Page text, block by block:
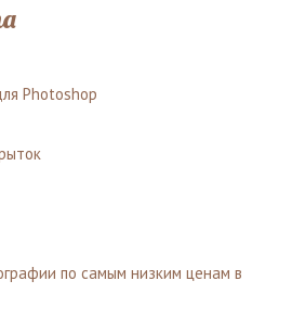
Photoshop
по самым низким ценам в